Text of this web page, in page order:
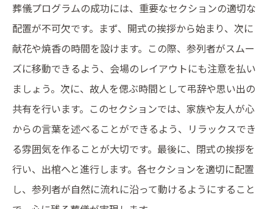
葬儀プログラムの成功には、重要なセクションの適切な
配置が不可欠です。まず、開式の挨拶から始まり、次に
献花や焼香の時間を設けます。この際、参列者がスムー
ズに移動できるよう、会場のレイアウトにも注意を払い
ましょう。次に、故人を偲ぶ時間として弔辞や思い出の
共有を行います。このセクションでは、家族や友人が心
からの言葉を述べることができるよう、リラックスでき
る雰囲気を作ることが大切です。最後に、閉式の挨拶を
行い、出棺へと進行します。各セクションを適切に配置
し、参列者が自然に流れに沿って動けるようにすること